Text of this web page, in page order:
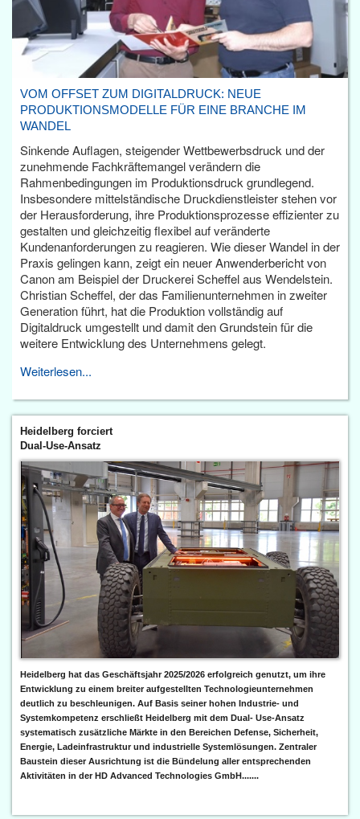
VOM OFFSET ZUM DIGITALDRUCK: NEUE
PRODUKTIONSMODELLE FÜR EINE BRANCHE IM
WANDEL
Sinkende Auflagen, steigender Wettbewerbsdruck und der
zunehmende Fachkräftemangel verändern die
Rahmenbedingungen im Produktionsdruck grundlegend.
Insbesondere mittelständische Druckdienstleister stehen vor
der Herausforderung, ihre Produktionsprozesse effizienter zu
gestalten und gleichzeitig flexibel auf veränderte
Kundenanforderungen zu reagieren. Wie dieser Wandel in der
Praxis gelingen kann, zeigt ein neuer Anwenderbericht von
Canon am Beispiel der Druckerei Scheffel aus Wendelstein.
Christian Scheffel, der das Familienunternehmen in zweiter
Generation führt, hat die Produktion vollständig auf
Digitaldruck umgestellt und damit den Grundstein für die
weitere Entwicklung des Unternehmens gelegt.
Weiterlesen...
Heidelberg forciert
Dual-Use-Ansatz
Heidelberg hat das Geschäftsjahr 2025/2026 erfolgreich genutzt, um ihre
Entwicklung zu einem breiter aufgestellten Technologieunternehmen
deutlich zu beschleunigen. Auf Basis seiner hohen Industrie- und
Systemkompetenz erschließt Heidelberg mit dem Dual- Use-Ansatz
systematisch zusätzliche Märkte in den Bereichen Defense, Sicherheit,
Energie, Ladeinfrastruktur und industrielle Systemlösungen. Zentraler
Baustein dieser Ausrichtung ist die Bündelung aller entsprechenden
Aktivitäten in der HD Advanced Technologies GmbH.......